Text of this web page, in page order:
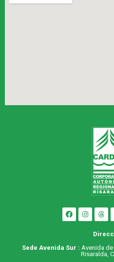
Sede Avenida Sur : Avenida de
Risaralda,